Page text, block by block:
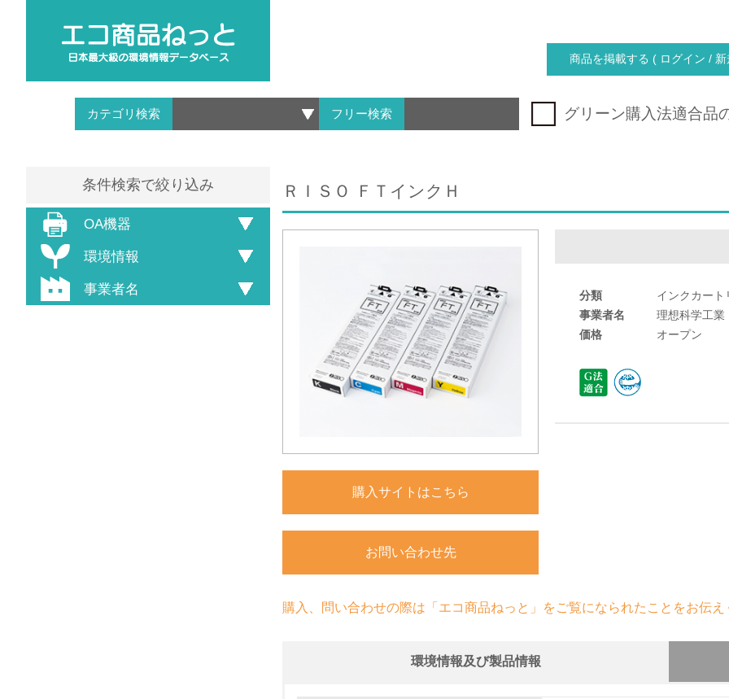
商品を掲載する ( ログイン / 新
カテゴリ検索 フリー検索 グリーン購入法適合品
条件検索で絞り込み
OA機器
環境情報
事業者名
ＲＩＳＯ ＦＴインクＨ
購入サイトはこちら
お問い合わせ先
分類
インクカート
事業者名
理想科学工業
価格
オープン
購入、問い合わせの際は「エコ商品ねっと」をご覧になられたことをお伝え
環境情報及び製品情報